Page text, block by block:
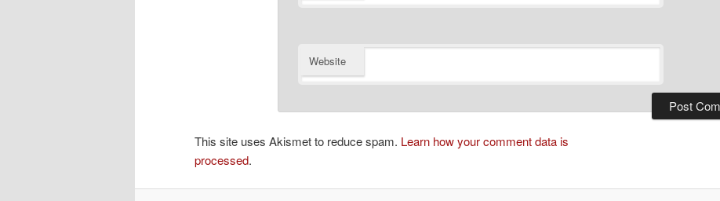
Website
This site uses Akismet to reduce spam. Learn how your comment data is
processed.